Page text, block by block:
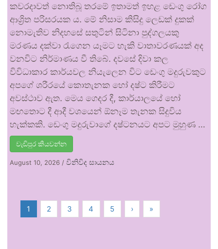
කවරදාවත් නොතිබූ තරමේ ඉතාමත් ඉහළ ඩෙංගු රෝග
ආශ්‍රිත පරිසරයක ය. මේ නිසාම කිසිදු ලෙඩක් දුකක්
නොමැතිව නිදහසේ සතුටින් සිටිනා පුද්ගලයකු
මරණය දක්වා රැගෙන යෑමට හැකි වාතාවරණයක් අද
වනවිට නිර්මාණය වී තිබේ. දවසේ දිවා කල
විවිධාකාර කාර්යවල නියැලෙන විට ඩෙංගු මදුරුවකුට
අපගේ ශරීරයේ කොතැනක හෝ දෂ්ට කිරීමට
අවස්ථාව ඇත. මෙය ගෙදර දී, කාර්යාලයේ හෝ
මඟතොට දී ආදී වශයෙන් ඕනෑම තැනක සිදුවිය
හැක්කකි. ඩෙංගු මදුරුවාගේ දෂ්ටනයට අපට මුහුණ …
වැඩිපුර කියවන්න
August 10, 2026 / විනිවිද සායනය
1 2 3 4 5 › »